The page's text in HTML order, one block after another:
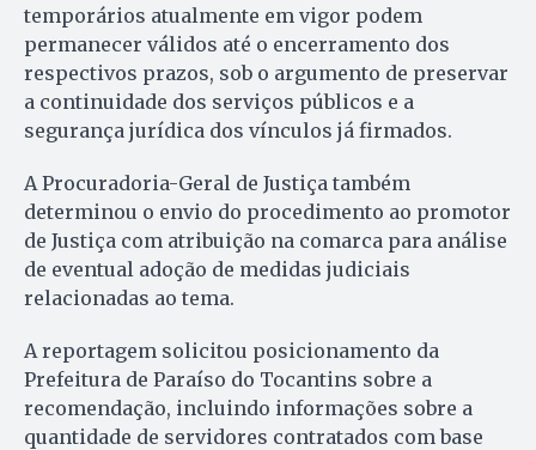
temporários atualmente em vigor podem
permanecer válidos até o encerramento dos
respectivos prazos, sob o argumento de preservar
a continuidade dos serviços públicos e a
segurança jurídica dos vínculos já firmados.
A Procuradoria-Geral de Justiça também
determinou o envio do procedimento ao promotor
de Justiça com atribuição na comarca para análise
de eventual adoção de medidas judiciais
relacionadas ao tema.
A reportagem solicitou posicionamento da
Prefeitura de Paraíso do Tocantins sobre a
recomendação, incluindo informações sobre a
quantidade de servidores contratados com base